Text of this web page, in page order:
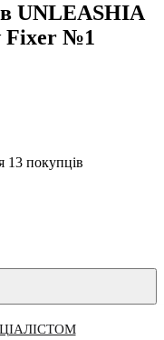
UNLEASHIA
Fixer №1
13 покупців